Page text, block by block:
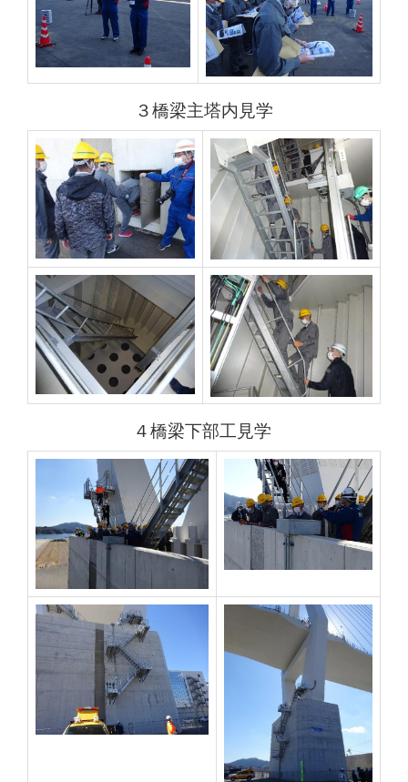
３橋梁主塔内見学
４橋梁下部工見学